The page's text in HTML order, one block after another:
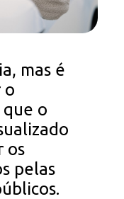
mas é
o
o
os
pelas